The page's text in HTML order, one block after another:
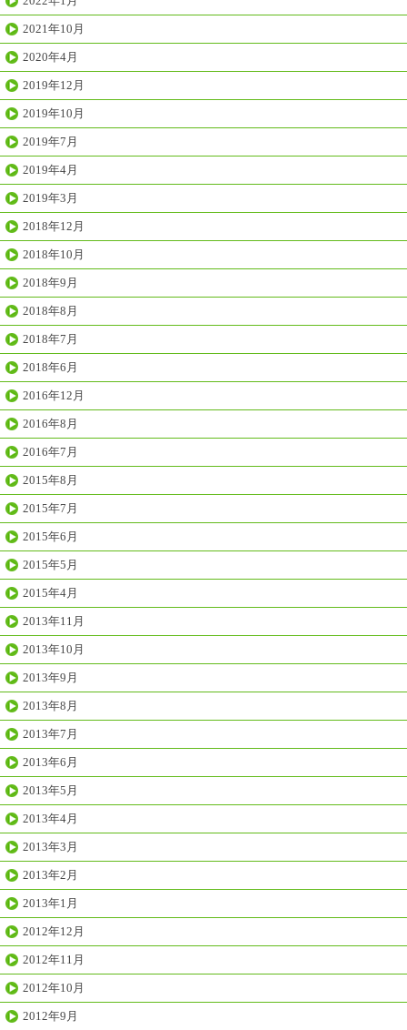
2021年10月
2020年4月
2019年12月
2019年10月
2019年7月
2019年4月
2019年3月
2018年12月
2018年10月
2018年9月
2018年8月
2018年7月
2018年6月
2016年12月
2016年8月
2016年7月
2015年8月
2015年7月
2015年6月
2015年5月
2015年4月
2013年11月
2013年10月
2013年9月
2013年8月
2013年7月
2013年6月
2013年5月
2013年4月
2013年3月
2013年2月
2013年1月
2012年12月
2012年11月
2012年10月
2012年9月